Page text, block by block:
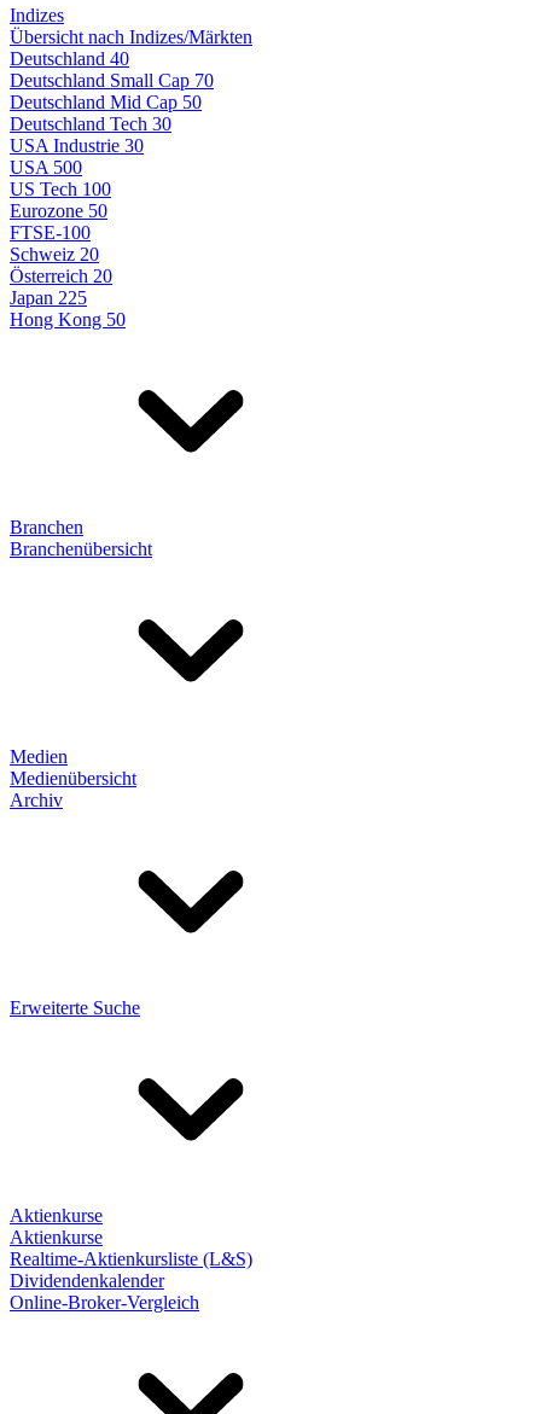
Indizes
Übersicht nach Indizes/Märkten
Deutschland 40
Deutschland Small Cap 70
Deutschland Mid Cap 50
Deutschland Tech 30
USA Industrie 30
USA 500
US Tech 100
Eurozone 50
FTSE-100
Schweiz 20
Österreich 20
Japan 225
Hong Kong 50
Branchen
Branchenübersicht
Medien
Medienübersicht
Archiv
Erweiterte Suche
Aktienkurse
Aktienkurse
Realtime-Aktienkursliste (L&S)
Dividendenkalender
Online-Broker-Vergleich